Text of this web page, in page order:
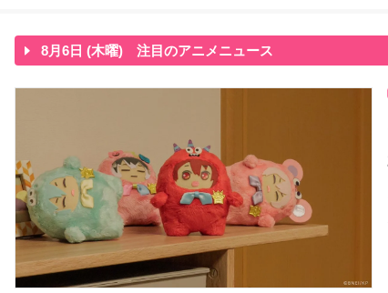
8月6日 (木曜) 注目のアニメニュース